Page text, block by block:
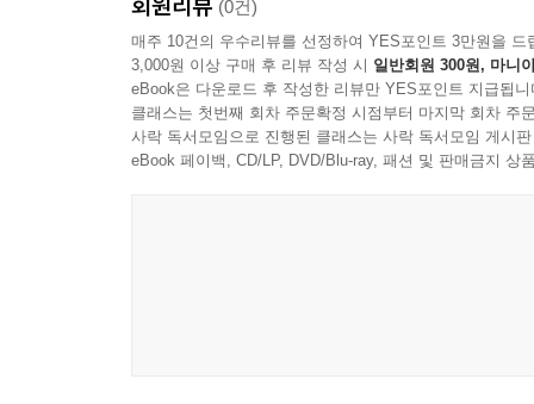
2-10 _ KBS 아침마당 8646회
- 이신아
2-11 _ Test808
- 임승균
2-12 _ 코로나19 신문 콜라주
(0건)
매주 10건의 우수리뷰를 선정하여 YES포인트 3만원을 드
3,000원 이상 구매 후 리뷰 작성 시 일반회원 300원, 마니
eBook은 다운로드 후 작성한 리뷰만 YES포인트 지급됩니
클래스는 첫번째 회차 주문확정 시점부터 마지막 회차 주
사락 독서모임으로 진행된 클래스는 사락 독서모임 게시
eBook 페이백, CD/LP, DVD/Blu-ray, 패션 및 판매금지 상